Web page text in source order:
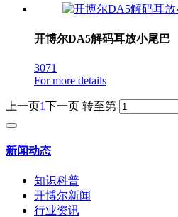
开博尔DA5解码耳放小尾巴
3071
For more details
上一页1下一页 转至第
新闻动态
知识科普
开博尔新闻
行业资讯